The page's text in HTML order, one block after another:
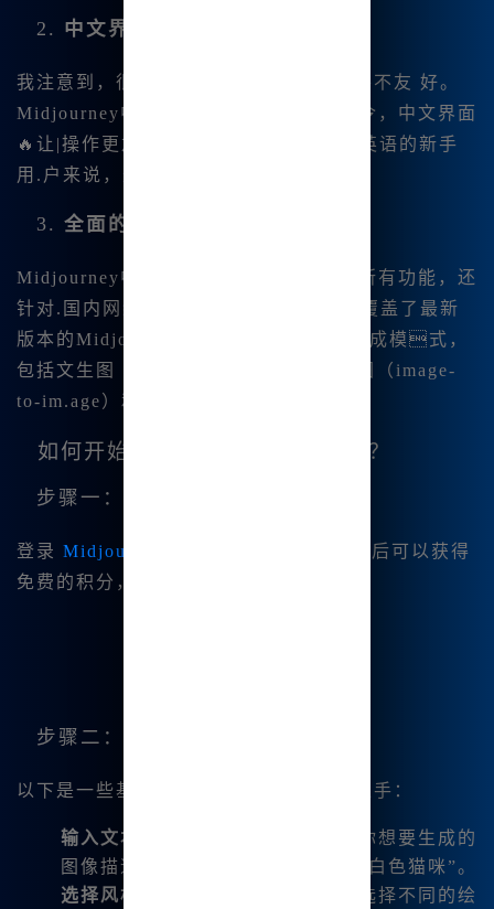
2. 中文界面
我注意到，很多绘图工具在中文支持上并不友 好。
Midjourney中文版支持直接输入中文指令，中文界面
🔥让|操作更加直观和易懂。对于不太懂英语的新手
用.户来说，这无疑|是一大福音。
3. 全面的功能覆盖
Midjourney中文版不仅保留了国际版的所有功能，还
针对.国内网络做了加速优化。目前，它覆盖了最新
版本的Midjourney V6.🔥1，支持各种生成模式，
包括文生图（tex😊t-to-image）、图生图（image-
to-im.age）和图像混合等。
如何开始使用Midjourney中文版？
步骤一：注册账户
登录 Midjourney中文版
注册账户，注册后可以获得
免费的积分，🔥方便开始你的绘画旅程。
步骤二：掌握基础操作
以下是一些基础操作步骤，帮助你快速上手：
输入文本
：首先，在输入框中键入你想要生成的
图像描述。例如：“一只在星空下的白色猫咪”。
选择风格
：你可以根据自己的需求选择不同的绘